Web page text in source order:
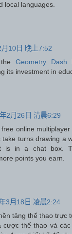
local languages.
10日 晚上7:52
the Geometry Dash
its investment in
2月26日 清晨6:29
online multiplayer
take turns drawing a
is in a chat box.
points you earn.
3月18日 凌晨2:24
tảng thể thao trực
cược thể thao và